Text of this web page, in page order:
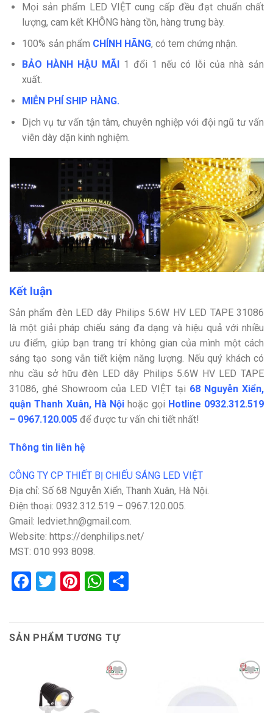
Mọi sản phẩm LED VIỆT cung cấp đều đạt chuẩn chất
lượng, cam kết KHÔNG hàng tồn, hàng trưng bày.
100% sản phẩm CHÍNH HÃNG, có tem chứng nhận.
BẢO HÀNH HẬU MÃI
1 đổi 1 nếu có lỗi của nhà sản
xuất.
MIỄN PHÍ SHIP HÀNG.
Dịch vụ tư vấn tận tâm, chuyên nghiệp với đội ngũ tư vấn
viên dày dặn kinh nghiệm.
Kết luận
Sản phẩm đèn LED dây Philips 5.6W HV LED TAPE 31086
là một giải pháp chiếu sáng đa dạng và hiệu quả với nhiều
ưu điểm, giúp bạn trang trí không gian của mình một cách
sáng tạo song vẫn tiết kiệm năng lượng. Nếu quý khách có
nhu cầu sở hữu đèn LED dây Philips 5.6W HV LED TAPE
31086, ghé Showroom của LED VIỆT tại 68 Nguyễn Xiển,
quận Thanh Xuân, Hà Nộihoặc gọi Hotline 0932.312.519
– 0967.120.005 để được tư vấn chi tiết nhất!
Thông tin liên hệ
CÔNG TY CP THIẾT BỊ CHIẾU SÁNG LED VIỆT
Địa chỉ: Số 68 Nguyễn Xiển, Thanh Xuân, Hà Nội.
Điện thoại: 0932.312.519 – 0967.120.005.
Gmail: ledviet.hn@gmail.com.
Website: https://denphilips.net/
MST: 010 993 8098.
Facebook
Twitter
Pinterest
WhatsApp
SẢN PHẨM TƯƠNG TỰ